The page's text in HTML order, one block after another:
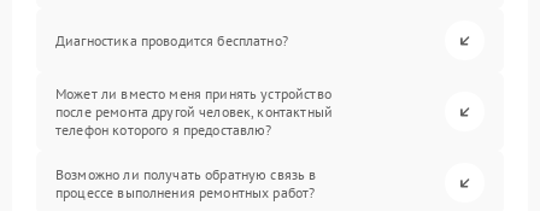
Диагностика проводится бесплатно?
Может ли вместо меня принять устройство
после ремонта другой человек, контактный
телефон которого я предоставлю?
Возможно ли получать обратную связь в
процессе выполнения ремонтных работ?